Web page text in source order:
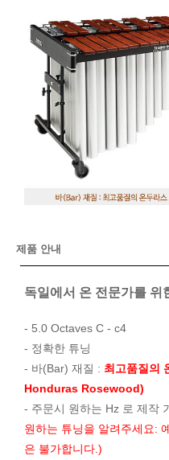
제품 안내
독일에서 온 전문가를 위
- 5.0 Octaves C - c4
- 정확한 튜닝
- 바(Bar) 재질 : 최고품질의
Honduras Rosewood)
- 주문시 원하는 Hz 로 제작
원하는 튜닝을 알려주세요:
은 불가합니다.)